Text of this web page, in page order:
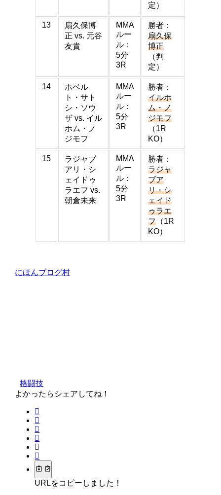
定）
13
扇久保博
正 vs. 元谷
友貴
MMA
ルー
ル：
5分
3R
勝者：
扇久保
博正
（判
定）
14
ホベル
ト・サト
シ・ソウ
ザ vs. イル
ホム・ノ
ジモフ
MMA
ルー
ル：
5分
3R
勝者：
イルホ
ム・ノ
ジモフ
（1R
KO）
15
ラジャブ
アリ・シ
ェイドゥ
ラエフ vs.
朝倉未来
MMA
ルー
ル：
5分
3R
勝者：
ラジャ
ブア
リ・シ
ェイド
ゥラエ
フ （1R
KO）
にほんブログ村
格闘技
よかったらシェアしてね！
URLをコピーしました！